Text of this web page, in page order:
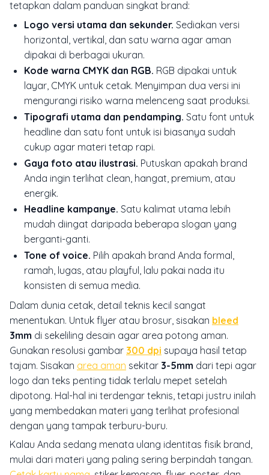
tetapkan dalam panduan singkat brand:
Logo versi utama dan sekunder. Sediakan versi
horizontal, vertikal, dan satu warna agar aman
dipakai di berbagai ukuran.
Kode warna CMYK dan RGB. RGB dipakai untuk
layar, CMYK untuk cetak. Menyimpan dua versi ini
mengurangi risiko warna melenceng saat produksi.
Tipografi utama dan pendamping. Satu font untuk
headline dan satu font untuk isi biasanya sudah
cukup agar materi tetap rapi.
Gaya foto atau ilustrasi. Putuskan apakah brand
Anda ingin terlihat clean, hangat, premium, atau
energik.
Headline kampanye. Satu kalimat utama lebih
mudah diingat daripada beberapa slogan yang
berganti-ganti.
Tone of voice. Pilih apakah brand Anda formal,
ramah, lugas, atau playful, lalu pakai nada itu
konsisten di semua media.
Dalam dunia cetak, detail teknis kecil sangat
menentukan. Untuk flyer atau brosur, sisakan bleed
3mm di sekeliling desain agar area potong aman.
Gunakan resolusi gambar 300 dpi supaya hasil tetap
tajam. Sisakan area aman sekitar 3-5mm dari tepi agar
logo dan teks penting tidak terlalu mepet setelah
dipotong. Hal-hal ini terdengar teknis, tetapi justru inilah
yang membedakan materi yang terlihat profesional
dengan yang tampak terburu-buru.
Kalau Anda sedang menata ulang identitas fisik brand,
mulai dari materi yang paling sering berpindah tangan.